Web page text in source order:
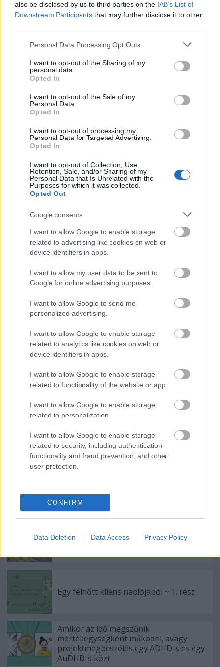
also be disclosed by us to third parties on the IAB’s List of
Downstream Participants that may further disclose it to other
Please note that this website/app uses one or more Google
not limited to your visit or usage behaviour. You may click to
grant or deny consent to Google and its third-party tags to
use your data for below specified purposes in below Google
consent section.
Personal Data Processing Opt Outs
I want to opt-out of the Sharing of my
personal data.
Opted In
I want to opt-out of the Sale of my
Personal Data.
Opted In
I want to opt-out of processing my
Personal Data for Targeted Advertising.
Opted In
I want to opt-out of Collection, Use,
Retention, Sale, and/or Sharing of my
Personal Data that Is Unrelated with the
Purposes for which it was collected.
Opted Out
Google consents
I want to allow Google to enable storage
related to advertising like cookies on web or
device identifiers in apps.
I want to allow my user data to be sent to
Google for online advertising purposes.
I want to allow Google to send me
personalized advertising.
I want to allow Google to enable storage
related to analytics like cookies on web or
device identifiers in apps.
I want to allow Google to enable storage
related to functionality of the website or app.
I want to allow Google to enable storage
related to personalization.
I want to allow Google to enable storage
related to security, including authentication
functionality and fraud prevention, and other
user protection.
CONFIRM
Data Deletion Data Access Privacy Policy
ma cseppet sincs könnyű dolga. Sokkal
több lehetőség, sokkal több választás,
sokkal több meghozandó döntés vár rá, áll
előtte.
Azonban a számunkra egészségeset és hosszútávú
jóllétet biztosítót választani, az ebbe az irányba történő
döntéseket meghozni akkor válunk képessé, amikor
eljutunk odáig, hogy rendelkezésünkre áll egy térkép,
egy útikönyv, egy használati utasítás.
Neurodivergensként - főleg diagnosztizálatlanul élőként
amihez csak mi nem kaptunk útmutatót. A diagnosztikai
folyamat ebben segít. Az útmutató megszerzésében.
Abban, hogy egy kis buborékban modellezzük a
biztonságos közeget, amelyet az útmutató birtokában
és a diagnosztikai folyamatot követő munka
elvégzésével a klienseink - reményeink szerint -
önmaguk is képesek lesznek megteremteni a “második
életükben”, ami a folyamattal veszi kezdetét.
Amennyiben szívesen olvasnál tőlünk, rólunk többet,
ahol eddigi megjelenéseinket, friss eseményeinket és
egyéb érdekes és hasznos dolgokat is
összegyűjtöttünk!
(Az oldal folyamatosan bővül.)
Címkék:autista egyperces autizmusspektrum
neurodivergencia felnőttdiagnosztika egyfelnőttkliensnaplója
auDHDnapló
Ajánlott bejegyzések:
“Ott vár az a hang, ami még túl nagy, de
Egy felnőtt kliens naplójából ~ 1. rész
Amikor az idő megszűnik
mértékegységként működni, avagy
projektmegbeszélés egy ADHD-s és egy
AuDHD-s közt